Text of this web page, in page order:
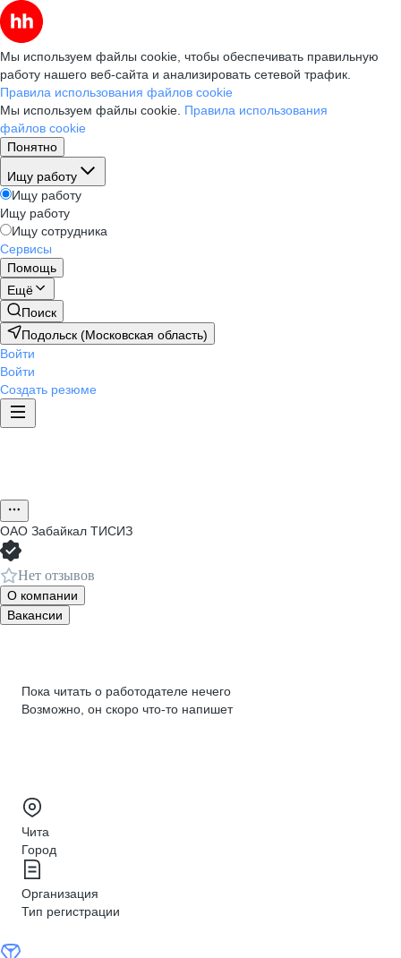
Мы используем файлы cookie, чтобы обеспечивать правильную
работу нашего веб-сайта и анализировать сетевой трафик.
Правила использования файлов cookie
Мы используем файлы cookie. Правила использования
файлов cookie
Понятно
Ищу работу
Ищу работу
Ищу работу
Ищу сотрудника
Сервисы
Помощь
Ещё
Поиск
Подольск (Московская область)
Войти
Войти
Создать резюме
ОАО Забайкал ТИСИЗ
Нет отзывов
О компании
Вакансии
Пока читать о работодателе нечего
Возможно, он скоро что‑то напишет
Чита
Город
Организация
Тип регистрации